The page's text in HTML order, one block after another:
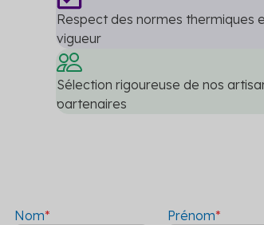
Respect des normes thermiques
vigueur
Sélection rigoureuse de nos
partenaires
Nom* Prénom*